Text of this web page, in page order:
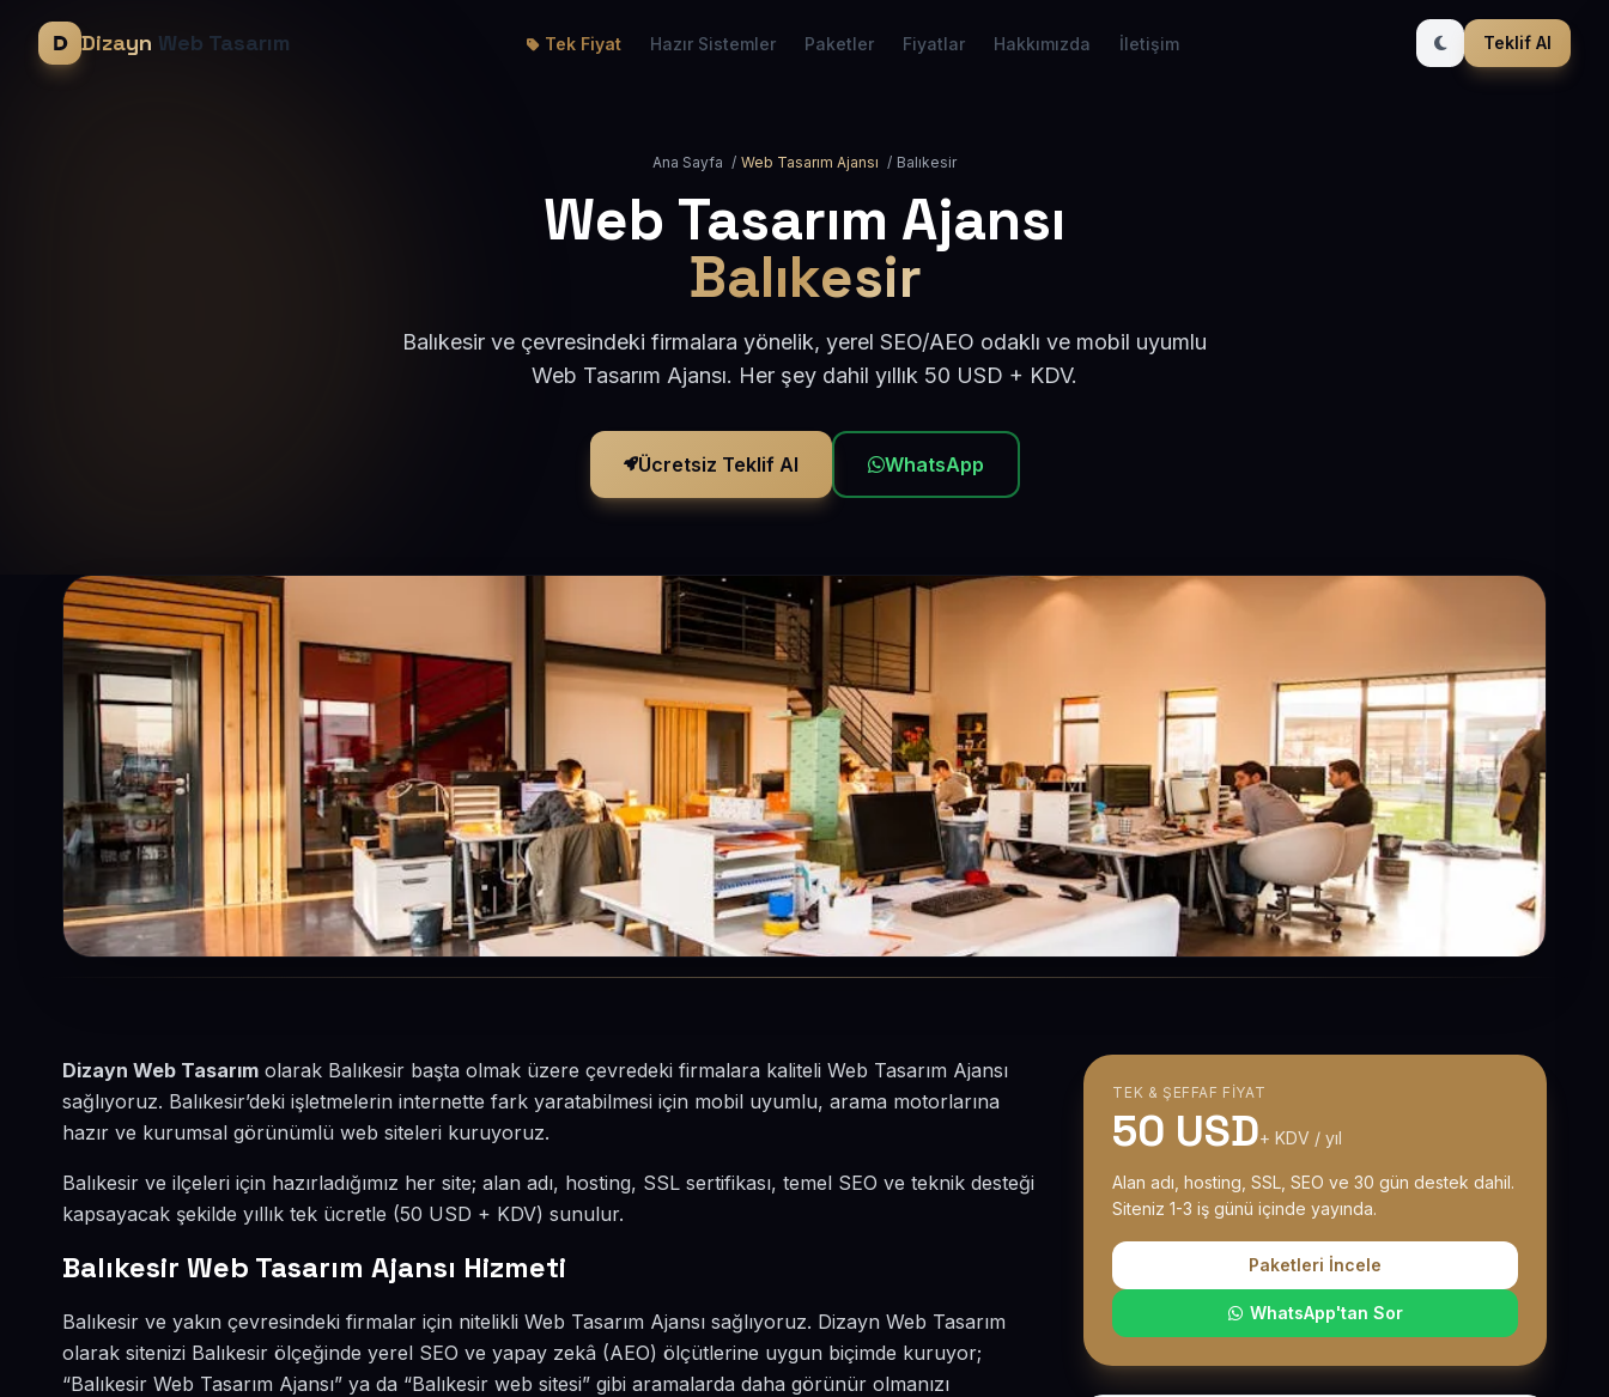
Dizayn Web Tasarım Tek Fiyat Hazır Sistemler Paketler Fiyatlar Hakkımızda İletişim Teklif Al
Ana Sayfa / Web Tasarım Ajansı / Balıkesir
Web Tasarım Ajansı
Balıkesir
Balıkesir ve çevresindeki firmalara yönelik, yerel SEO/AEO odaklı ve mobil uyumlu
Web Tasarım Ajansı. Her şey dahil yıllık 50 USD + KDV.
Ücretsiz Teklif Al WhatsApp
Dizayn Web Tasarım olarak Balıkesir başta olmak üzere çevredeki firmalara kaliteli Web Tasarım Ajansı
sağlıyoruz. Balıkesir’deki işletmelerin internette fark yaratabilmesi için mobil uyumlu, arama motorlarına
hazır ve kurumsal görünümlü web siteleri kuruyoruz.
Balıkesir ve ilçeleri için hazırladığımız her site; alan adı, hosting, SSL sertifikası, temel SEO ve teknik desteği
kapsayacak şekilde yıllık tek ücretle (50 USD + KDV) sunulur.
Balıkesir Web Tasarım Ajansı Hizmeti
Balıkesir ve yakın çevresindeki firmalar için nitelikli Web Tasarım Ajansı sağlıyoruz. Dizayn Web Tasarım
olarak sitenizi Balıkesir ölçeğinde yerel SEO ve yapay zekâ (AEO) ölçütlerine uygun biçimde kuruyor;
“Balıkesir Web Tasarım Ajansı” ya da “Balıkesir web sitesi” gibi aramalarda daha görünür olmanızı
TEK & ŞEFFAF FIYAT
50 USD+ KDV / yıl
Alan adı, hosting, SSL, SEO ve 30 gün destek dahil.
Siteniz 1-3 iş günü içinde yayında.
Paketleri İncele
WhatsApp'tan Sor